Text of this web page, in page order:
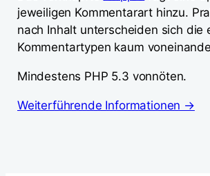
jeweiligen Kommentarart hinzu.
nach Inhalt unterscheiden sich die
Kommentartypen kaum
Mindestens PHP 5.3 vonnöten.
Weiterführende Informationen →